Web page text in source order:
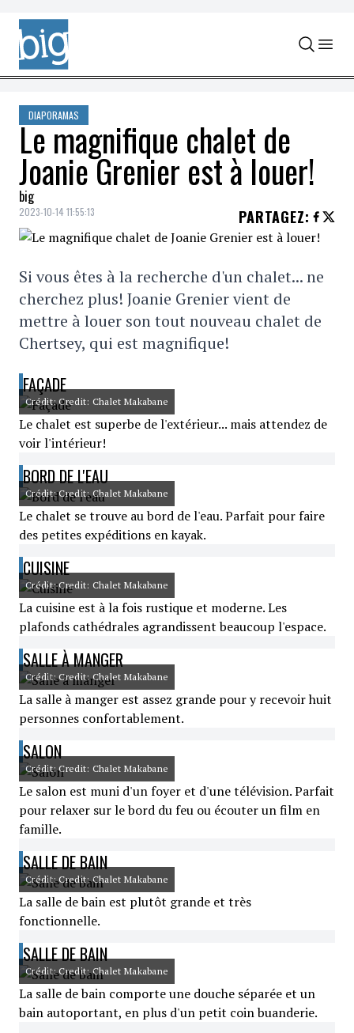
Skip to content
DIAPORAMAS
Le magnifique chalet de
Joanie Grenier est à louer!
big
2023-10-14 11:55:13 PARTAGEZ:
Si vous êtes à la recherche d'un chalet... ne
cherchez plus! Joanie Grenier vient de
mettre à louer son tout nouveau chalet de
Chertsey, qui est magnifique!
FAÇADE
Crédit: Credit: Chalet Makabane
Le chalet est superbe de l'extérieur... mais attendez de
voir l'intérieur!
BORD DE L'EAU
Crédit: Credit: Chalet Makabane
Le chalet se trouve au bord de l'eau. Parfait pour faire
des petites expéditions en kayak.
CUISINE
Crédit: Credit: Chalet Makabane
La cuisine est à la fois rustique et moderne. Les
plafonds cathédrales agrandissent beaucoup l'espace.
SALLE À MANGER
Crédit: Credit: Chalet Makabane
La salle à manger est assez grande pour y recevoir huit
personnes confortablement.
SALON
Crédit: Credit: Chalet Makabane
Le salon est muni d'un foyer et d'une télévision. Parfait
pour relaxer sur le bord du feu ou écouter un film en
famille.
SALLE DE BAIN
Crédit: Credit: Chalet Makabane
La salle de bain est plutôt grande et très
fonctionnelle.
SALLE DE BAIN
Crédit: Credit: Chalet Makabane
La salle de bain comporte une douche séparée et un
bain autoportant, en plus d'un petit coin buanderie.